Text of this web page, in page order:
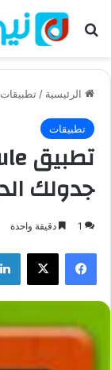
بحث عن
الرئيسية / تطبيقات
تطبيقات
جدولك
1 دقيقة واحدة
فيسبوك